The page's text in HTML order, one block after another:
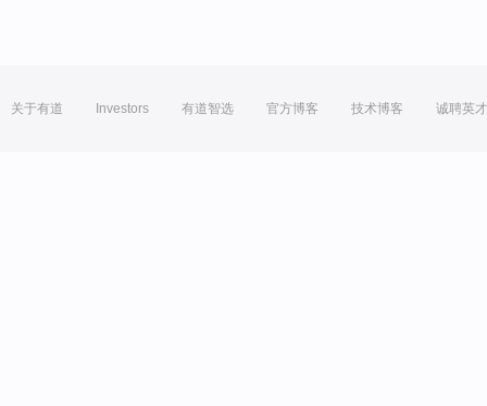
关于有道 Investors 有道智选 官方博客 技术博客 诚聘英才